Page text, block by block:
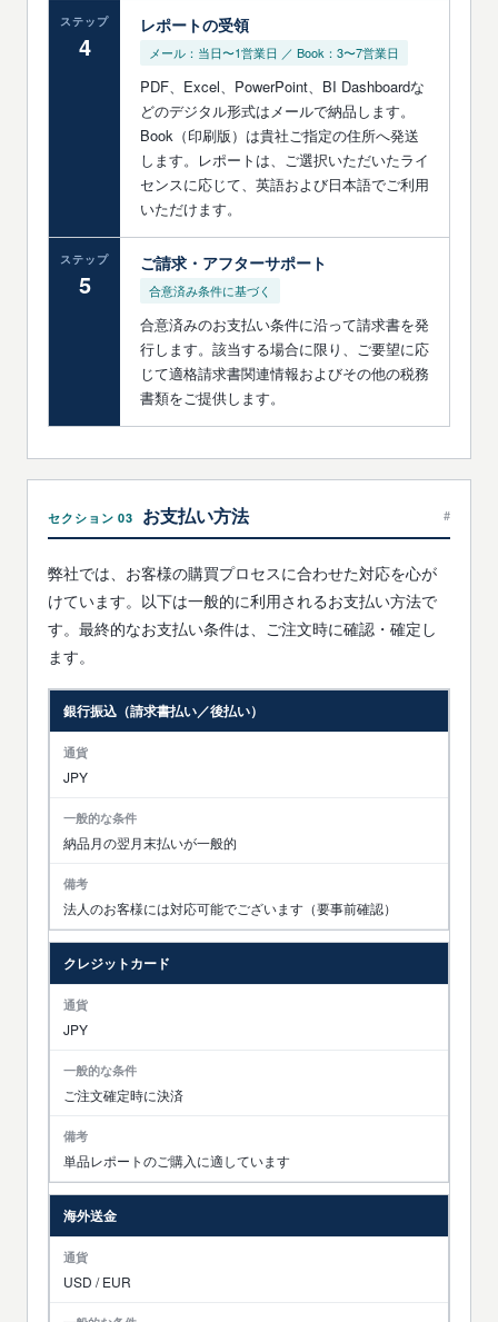
ステップ
4
レポートの受領
メール：当日〜1営業日 ／ Book：3〜7営業日
PDF、Excel、PowerPoint、BI Dashboardな
どのデジタル形式はメールで納品します。
Book（印刷版）は貴社ご指定の住所へ発送
します。レポートは、ご選択いただいたライ
センスに応じて、英語および日本語でご利用
いただけます。
ステップ
5
ご請求・アフターサポート
合意済み条件に基づく
合意済みのお支払い条件に沿って請求書を発
行します。該当する場合に限り、ご要望に応
じて適格請求書関連情報およびその他の税務
書類をご提供します。
セクション 03 お支払い方法 #
弊社では、お客様の購買プロセスに合わせた対応を心が
けています。以下は一般的に利用されるお支払い方法で
す。最終的なお支払い条件は、ご注文時に確認・確定し
ます。
銀行振込（請求書払い／後払い）
JPY
納品月の翌月末払いが一般的
法人のお客様には対応可能でございます（要事前確認）
クレジットカード
JPY
ご注文確定時に決済
単品レポートのご購入に適しています
海外送金
USD / EUR